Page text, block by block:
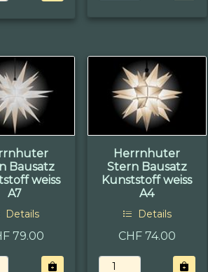
Bausatz
weiss
A7
Details
79.00
Herrnhuter
Stern Bausatz
Kunststoff weiss
A4
Details
CHF 74.00